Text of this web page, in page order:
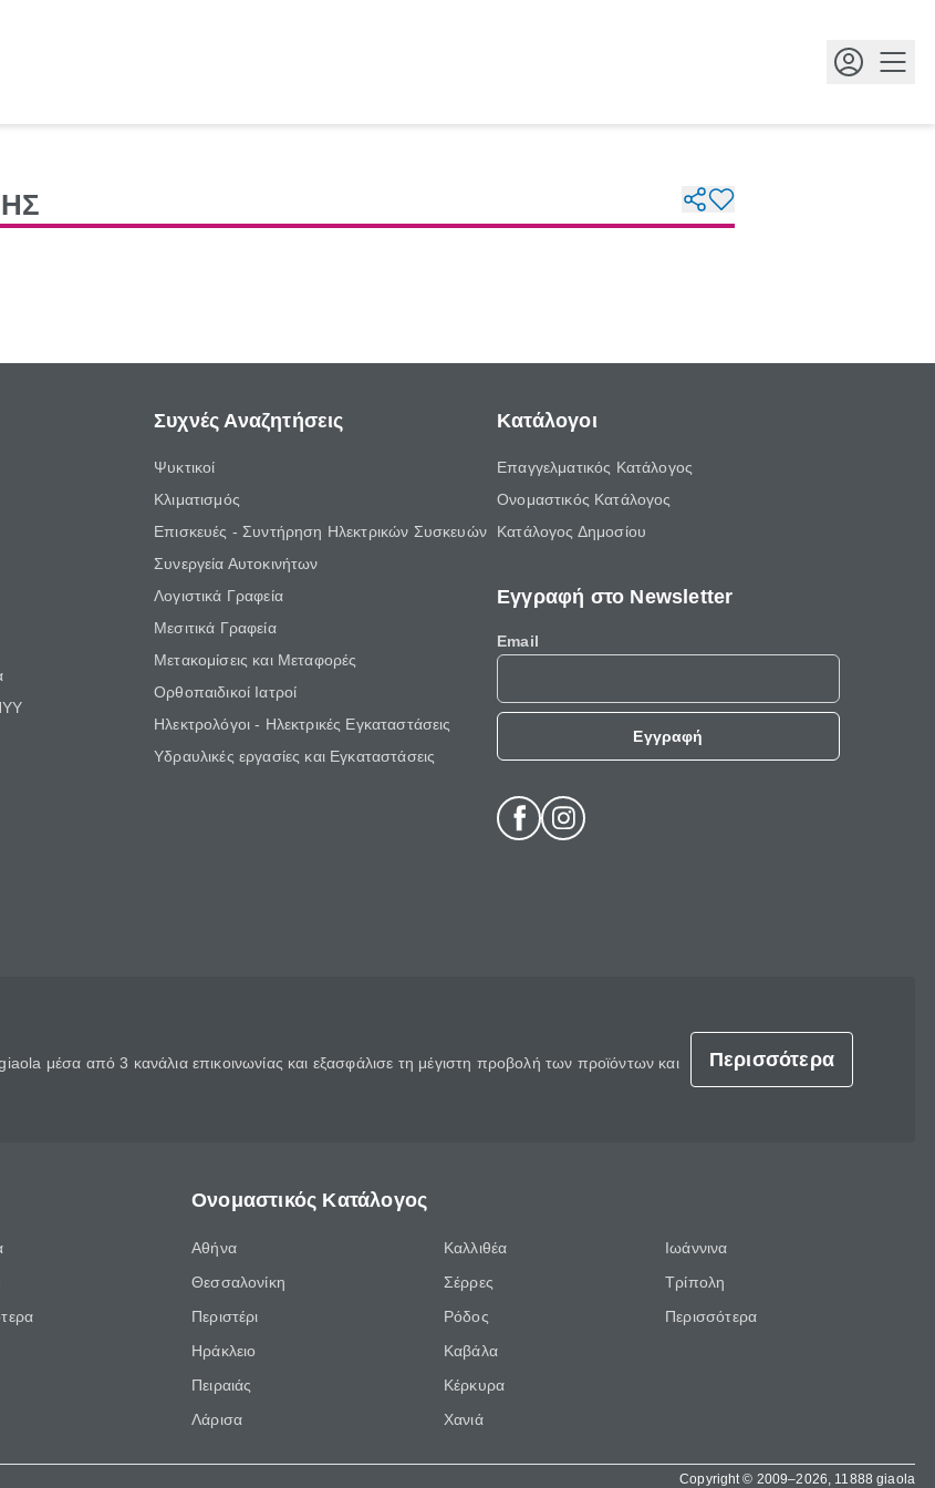
Συχνές Αναζητήσεις
Ψυκτικοί
Κλιματισμός
Επισκευές - Συντήρηση Ηλεκτρικών Συσκευών
Συνεργεία Αυτοκινήτων
Λογιστικά Γραφεία
Μεσιτικά Γραφεία
Μετακομίσεις και Μεταφορές
Ορθοπαιδικοί Ιατροί
Ηλεκτρολόγοι - Ηλεκτρικές Εγκαταστάσεις
Υδραυλικές εργασίες και Εγκαταστάσεις
Κατάλογοι
Επαγγελματικός Κατάλογος
Ονομαστικός Κατάλογος
Κατάλογος Δημοσίου
Εγγραφή στο Newsletter
Email
Εγγραφή
μέσα από 3 κανάλια επικοινωνίας και εξασφάλισε τη μέγιστη προβολή των προϊόντων και
Περισσότερα
Ονομαστικός Κατάλογος
Αθήνα
Θεσσαλονίκη
Περιστέρι
Ηράκλειο
Πειραιάς
Λάρισα
Καλλιθέα
Σέρρες
Ρόδος
Καβάλα
Κέρκυρα
Χανιά
Ιωάννινα
Τρίπολη
Περισσότερα
Copyright © 2009–2026, 11888 giaola